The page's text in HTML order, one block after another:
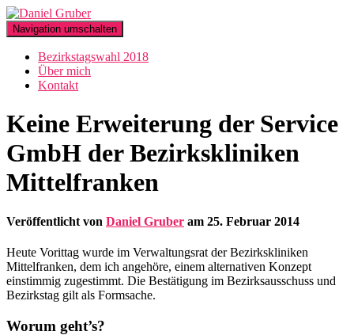
Navigation umschalten
Bezirkstagswahl 2018
Über mich
Kontakt
Keine Erweiterung der Service
GmbH der Bezirkskliniken
Mittelfranken
Veröffentlicht von Daniel Gruber am 25. Februar 2014
Heute Vorittag wurde im Verwaltungsrat der Bezirkskliniken
Mittelfranken, dem ich angehöre, einem alternativen Konzept
einstimmig zugestimmt. Die Bestätigung im Bezirksausschuss und
Bezirkstag gilt als Formsache.
Worum geht’s?